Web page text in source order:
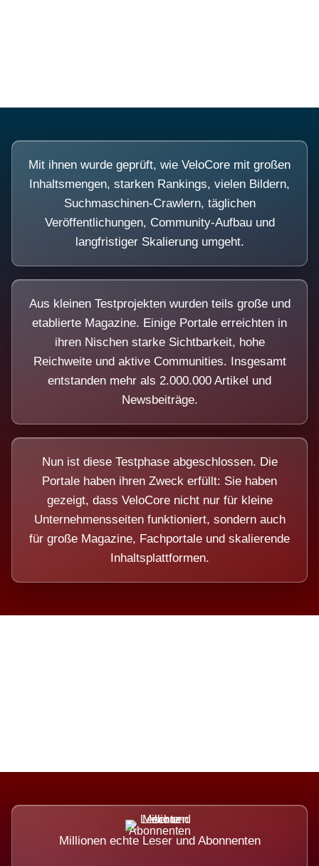
Mit ihnen wurde geprüft, wie VeloCore mit großen
Inhaltsmengen, starken Rankings, vielen Bildern,
Suchmaschinen-Crawlern, täglichen
Veröffentlichungen, Community-Aufbau und
langfristiger Skalierung umgeht.
Aus kleinen Testprojekten wurden teils große und
etablierte Magazine. Einige Portale erreichten in
ihren Nischen starke Sichtbarkeit, hohe
Reichweite und aktive Communities. Insgesamt
entstanden mehr als 2.000.000 Artikel und
Newsbeiträge.
Nun ist diese Testphase abgeschlossen. Die
Portale haben ihren Zweck erfüllt: Sie haben
gezeigt, dass VeloCore nicht nur für kleine
Unternehmensseiten funktioniert, sondern auch
für große Magazine, Fachportale und skalierende
Inhaltsplattformen.
Millionen echte Leser und Abonnenten